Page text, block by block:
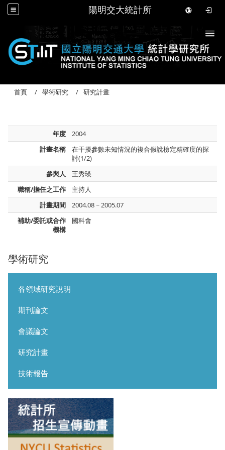
陽明交大統計所
學術研究
各領域研究說明
期刊論文
會議論文
研究計畫
技術報告
首頁 學術研究 研究計畫
年度
2004
計畫名稱
在干擾參數未知情況的複合假說檢定精確度的探
討(1/2)
參與人
王秀瑛
職稱/擔任之工作
主持人
計畫期間
2004.08 ~ 2005.07
補助/委託或合作
機構
國科會